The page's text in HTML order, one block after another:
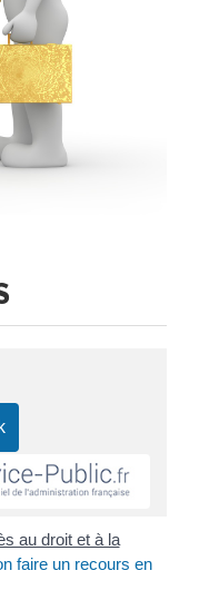
au droit et à la
faire un recours en